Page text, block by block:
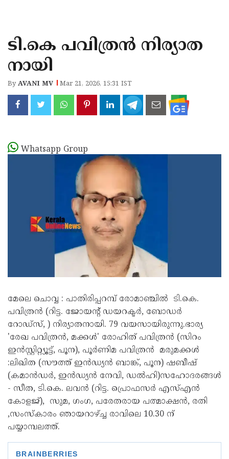
KANNUR
KASARAGOD
ടി.കെ പവിത്രൻ നിര്യാത
നായി
ByAVANI MV Mar 21, 2026, 15:31 IST
Whatsapp Group
മേലെ ചൊവ്വ : പാതിരിപ്പറമ്പ് രോമാഞ്ചിൽ ടി.കെ.
പവിത്രൻ (റിട്ട. ജോയൻ്റ് ഡയറക്ടർ, ബോഡർ
റോഡ്സ്, ) നിര്യാതനായി. 79 വയസായിരുന്നു.ഭാര്യ
'രേഖ പവിത്രൻ, മക്കൾ' രോഹിത് പവിത്രൻ (സിറം
ഇൻസ്റ്റിറ്റ്യൂട്ട്, പൂന), പൂർണിമ പവിത്രൻ മരുമക്കൾ
:ലിഖിത (സൗത്ത് ഇൻഡ്യൻ ബാങ്ക്, പൂന) ഷബീഷ്
(കമാൻഡർ, ഇൻഡ്യൻ നേവി, ഡൽഹി)സഹോദരങ്ങൾ
- സീത, ടി.കെ. ലവൻ (റിട്ട. പ്രൊഫസർ എസ്എൻ
കോളജ്), സുമ, ഗംഗ, പരേതരായ പത്മാക്ഷൻ, രതി
,സംസ്കാരം ഞായറാഴ്ച്ച രാവിലെ 10.30 ന്
പയ്യാമ്പലത്ത്.